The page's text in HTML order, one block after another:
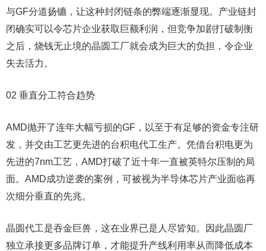
与GF分道扬镳，让这种封闭链条的弊端逐渐显现。产业链封
闭确实可以令芯片企业获取巨额利润，但竞争加剧打破制衡
之后，烧钱无止境的晶圆工厂就会成为巨大的负担，令企业
失去活力。
02 垂直分工符合趋势
AMD抛开了连年大幅亏损的GF，以至于有足够的资金专注研
发，并交由工艺更先进的台积电代工生产。凭借台积电更为
先进的7nm工艺，AMD打破了近十年一直被英特尔压制的局
面。AMD成功逆袭的案例，可被视为半导体芯片产业面临再
次细分垂直的先兆。
晶圆代工是吞金巨兽，这在业界已是人尽皆知。因此晶圆厂
独立承接更多品牌订单，才能提升产线利用率从而降低成本